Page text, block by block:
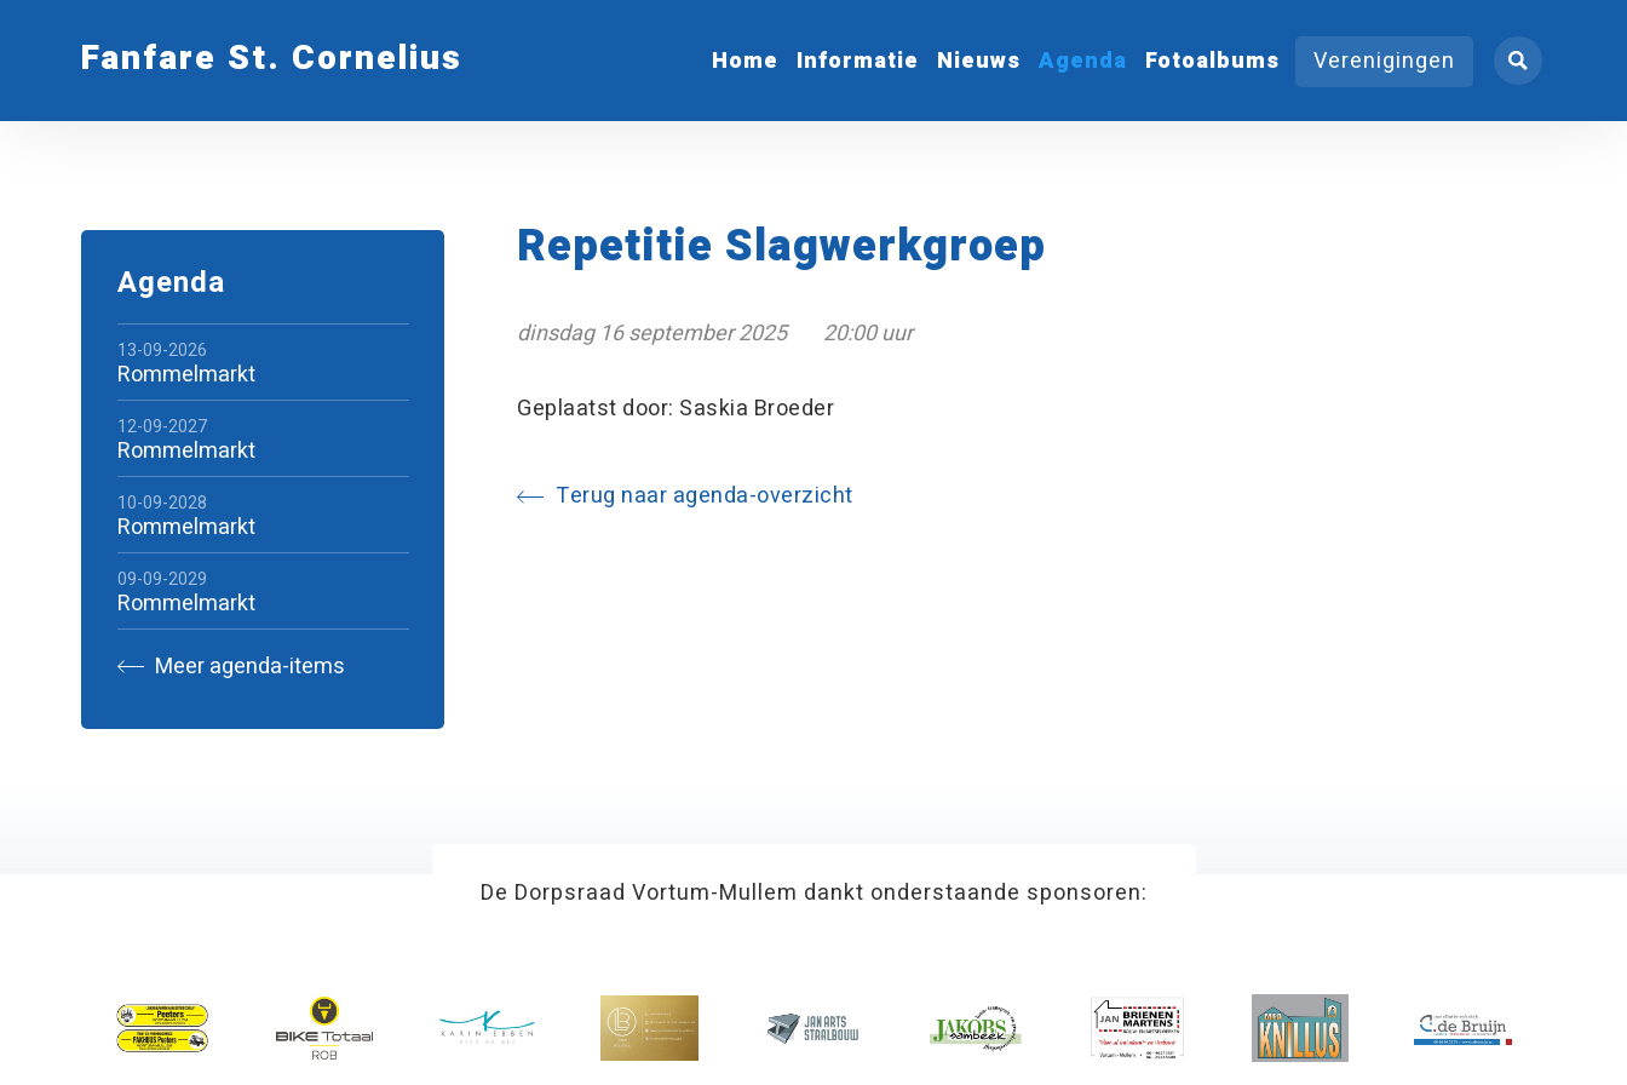
Fanfare St. Cornelius Home Informatie Nieuws Agenda Fotoalbums Verenigingen
Repetitie Slagwerkgroep
dinsdag 16 september 2025 20:00 uur
Geplaatst door: Saskia Broeder
Terug naar agenda-overzicht
Agenda
13-09-2026
Rommelmarkt
12-09-2027
Rommelmarkt
10-09-2028
Rommelmarkt
09-09-2029
Rommelmarkt
Meer agenda-items
De Dorpsraad Vortum-Mullem dankt onderstaande sponsoren: